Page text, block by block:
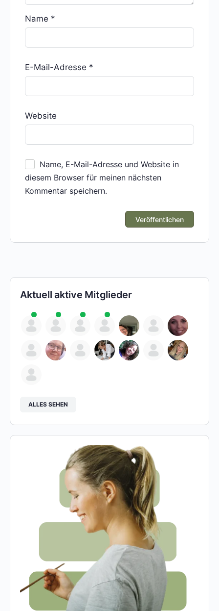
Name *
E-Mail-Adresse *
Website
Name, E-Mail-Adresse und Website in
diesem Browser für meinen nächsten
Kommentar speichern.
Aktuell aktive Mitglieder
ALLES SEHEN